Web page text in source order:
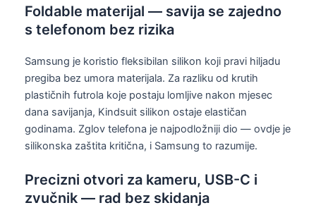
Foldable materijal — savija se zajedno
s telefonom bez rizika
Samsung je koristio fleksibilan silikon koji pravi hiljadu
pregiba bez umora materijala. Za razliku od krutih
plastičnih futrola koje postaju lomljive nakon mjesec
dana savijanja, Kindsuit silikon ostaje elastičan
godinama. Zglov telefona je najpodložniji dio — ovdje je
silikonska zaštita kritična, i Samsung to razumije.
Precizni otvori za kameru, USB-C i
zvučnik — rad bez skidanja